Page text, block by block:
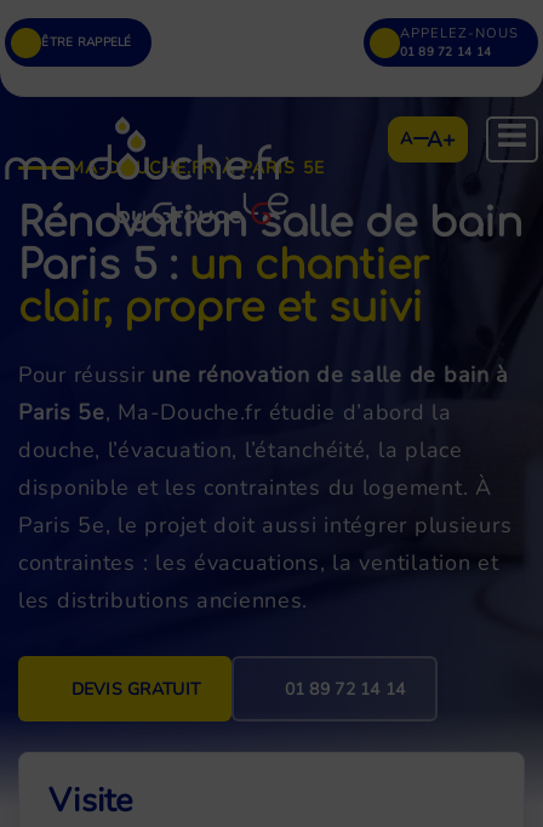
ÊTRE RAPPELÉ APPELEZ-NOUS
01 89 72 14 14
A A+
MA-DOUCHE.FR À PARIS 5E
Rénovation salle de bain
Paris 5 : un chantier
clair, propre et suivi
Pour réussir une rénovation de salle de bain à
Paris 5e, Ma-Douche.fr étudie d’abord la
douche, l’évacuation, l’étanchéité, la place
disponible et les contraintes du logement. À
Paris 5e, le projet doit aussi intégrer plusieurs
contraintes : les évacuations, la ventilation et
les distributions anciennes.
DEVIS GRATUIT 01 89 72 14 14
Visite